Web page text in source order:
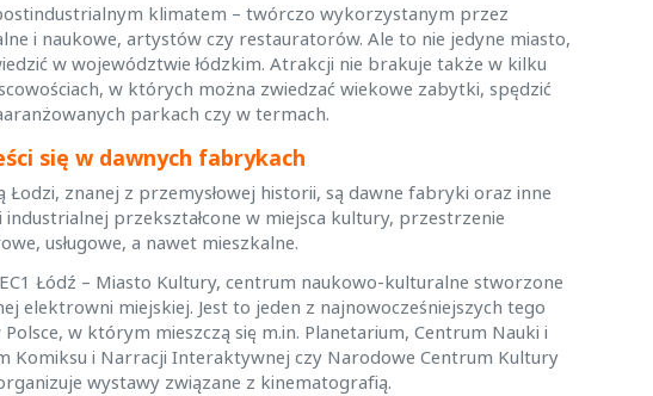
klimatem – twórczo wykorzystanym przez
i naukowe, artystów czy restauratorów. Ale to nie jedyne miasto,
w województwie łódzkim. Atrakcji nie brakuje także w kilku
w których można zwiedzać wiekowe zabytki, spędzić
parkach czy w termach.
się w dawnych fabrykach
Łodzi, znanej z przemysłowej historii, są dawne fabryki oraz inne
przekształcone w miejsca kultury, przestrzenie
usługowe, a nawet mieszkalne.
Łódź – Miasto Kultury, centrum naukowo-kulturalne stworzone
elektrowni miejskiej. Jest to jeden z najnowocześniejszych tego
w którym mieszczą się m.in. Planetarium, Centrum Nauki i
Komiksu i Narracji Interaktywnej czy Narodowe Centrum Kultury
wystawy związane z kinematografią.